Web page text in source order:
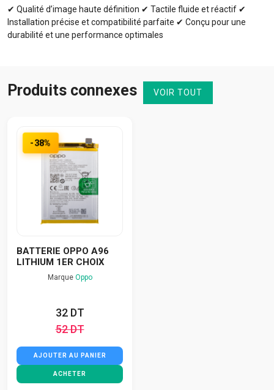
✔ Qualité d’image haute définition ✔ Tactile fluide et réactif ✔
Installation précise et compatibilité parfaite ✔ Conçu pour une
durabilité et une performance optimales
Produits connexes VOIR TOUT
-38%
BATTERIE OPPO A96
LITHIUM 1ER CHOIX
Marque Oppo
32 DT
52 DT
AJOUTER AU PANIER
ACHETER